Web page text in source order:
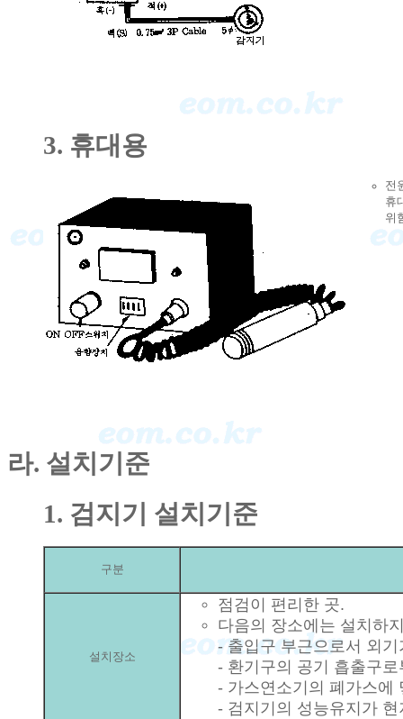
3. 휴대용
전
휴
위
라. 설치기준
1. 검지기 설치기준
구분
설치장소
점검이 편리한 곳.
다음의 장소에는 설치하
- 출입구 부근으로서 외
- 환기구의 공기 흡출구
- 가스연소기의 폐가스에
- 검지기의 성능유지가